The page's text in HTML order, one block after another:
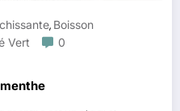
, Boisson
Vert
0